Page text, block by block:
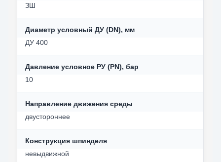
ЗШ
Диаметр условный ДУ (DN), мм
ДУ 400
Давление условное РУ (PN), бар
10
Направление движения среды
двустороннее
Конструкция шпинделя
невыдвижной